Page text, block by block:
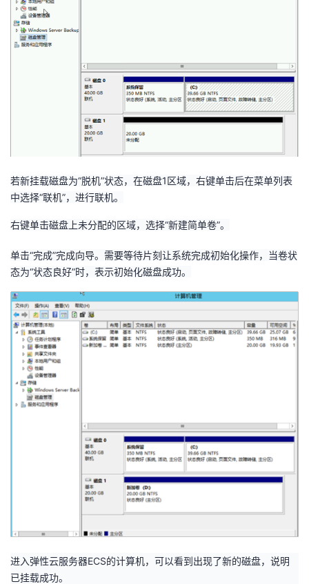
若新挂载磁盘为“脱机”状态，在磁盘1区域，右键单击后在菜单列表
中选择“联机”，进行联机。
右键单击磁盘上未分配的区域，选择“新建简单卷”。
单击“完成”完成向导。需要等待片刻让系统完成初始化操作，当卷状
态为“状态良好”时，表示初始化磁盘成功。
进入弹性云服务器ECS的计算机，可以看到出现了新的磁盘，说明
已挂载成功。